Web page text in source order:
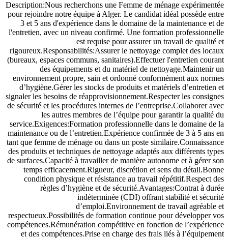
Description:Nous recherchons une Femme de ménage expérimentée
pour rejoindre notre équipe à Alger. Le candidat idéal possède entre
3 et 5 ans d'expérience dans le domaine de la maintenance et de
l'entretien, avec un niveau confirmé. Une formation professionnelle
est requise pour assurer un travail de qualité et
rigoureux.Responsabilités:Assurer le nettoyage complet des locaux
(bureaux, espaces communs, sanitaires).Effectuer l'entretien courant
des équipements et du matériel de nettoyage.Maintenir un
environnement propre, sain et ordonné conformément aux normes
d’hygiène.Gérer les stocks de produits et matériels d’entretien et
signaler les besoins de réapprovisionnement.Respecter les consignes
de sécurité et les procédures internes de l’entreprise.Collaborer avec
les autres membres de l’équipe pour garantir la qualité du
service.Exigences:Formation professionnelle dans le domaine de la
maintenance ou de l’entretien.Expérience confirmée de 3 à 5 ans en
tant que femme de ménage ou dans un poste similaire.Connaissance
des produits et techniques de nettoyage adaptés aux différents types
de surfaces.Capacité à travailler de manière autonome et à gérer son
temps efficacement.Rigueur, discrétion et sens du détail.Bonne
condition physique et résistance au travail répétitif.Respect des
règles d’hygiène et de sécurité.Avantages:Contrat à durée
indéterminée (CDI) offrant stabilité et sécurité
d’emploi.Environnement de travail agréable et
respectueux.Possibilités de formation continue pour développer vos
compétences.Rémunération compétitive en fonction de l’expérience
et des compétences.Prise en charge des frais liés à l’équipement